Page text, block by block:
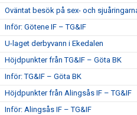
Oväntat besök på sex- och
Inför: Götene IF – TG&IF
U-laget derbyvann i Ekedalen
Höjdpunkter från TG&IF – Göta BK
Inför: TG&IF – Göta BK
Höjdpunkter från Alingsås IF – TG&IF
Inför: Alingsås IF – TG&IF